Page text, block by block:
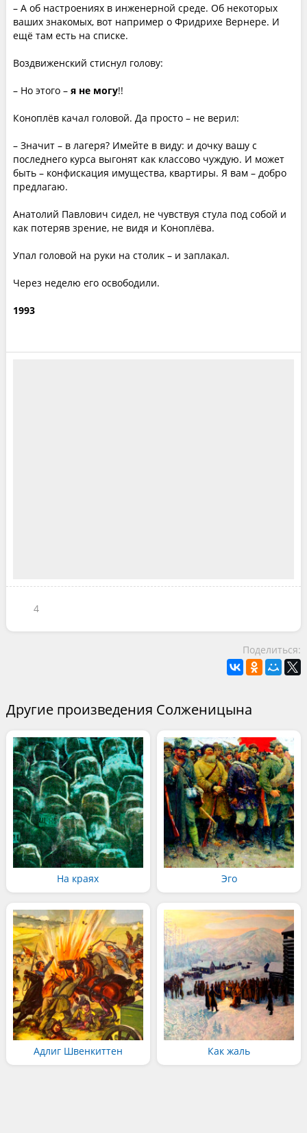
– А об настроениях в инженерной среде. Об некоторых
ваших знакомых, вот например о Фридрихе Вернере. И
ещё там есть на списке.
Воздвиженский стиснул голову:
– Но этого – я не могу!!
Коноплёв качал головой. Да просто – не верил:
– Значит – в лагеря? Имейте в виду: и дочку вашу с
последнего курса выгонят как классово чуждую. И может
быть – конфискация имущества, квартиры. Я вам – добро
предлагаю.
Анатолий Павлович сидел, не чувствуя стула под собой и
как потеряв зрение, не видя и Коноплёва.
Упал головой на руки на столик – и заплакал.
Через неделю его освободили.
1993
4
Поделиться:
Другие произведения Солженицына
На краях Эго
Адлиг Швенкиттен Как жаль